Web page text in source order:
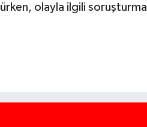
olayla ilgili soruşturma